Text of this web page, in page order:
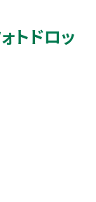
トドロッ